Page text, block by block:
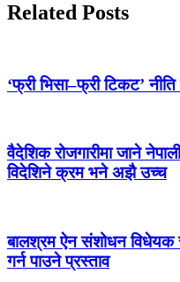
Related Posts
‘फ्री भिसा–फ्री टिकट’
वैदेशिक रोजगारीमा जाने
विदेशिने क्रम भने अझै उच्च
बालश्रम ऐन संशोधन विधेयक
गर्न पाउने प्रस्ताव